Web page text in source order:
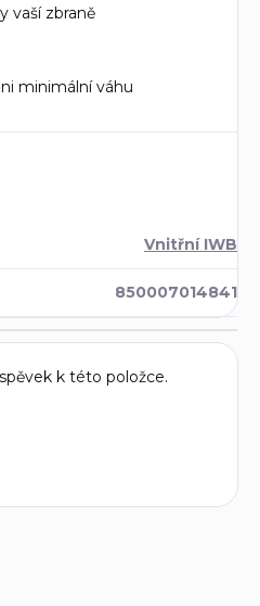
vaší zbraně
minimální váhu
Vnitřní IWB
850007014841
k této položce.